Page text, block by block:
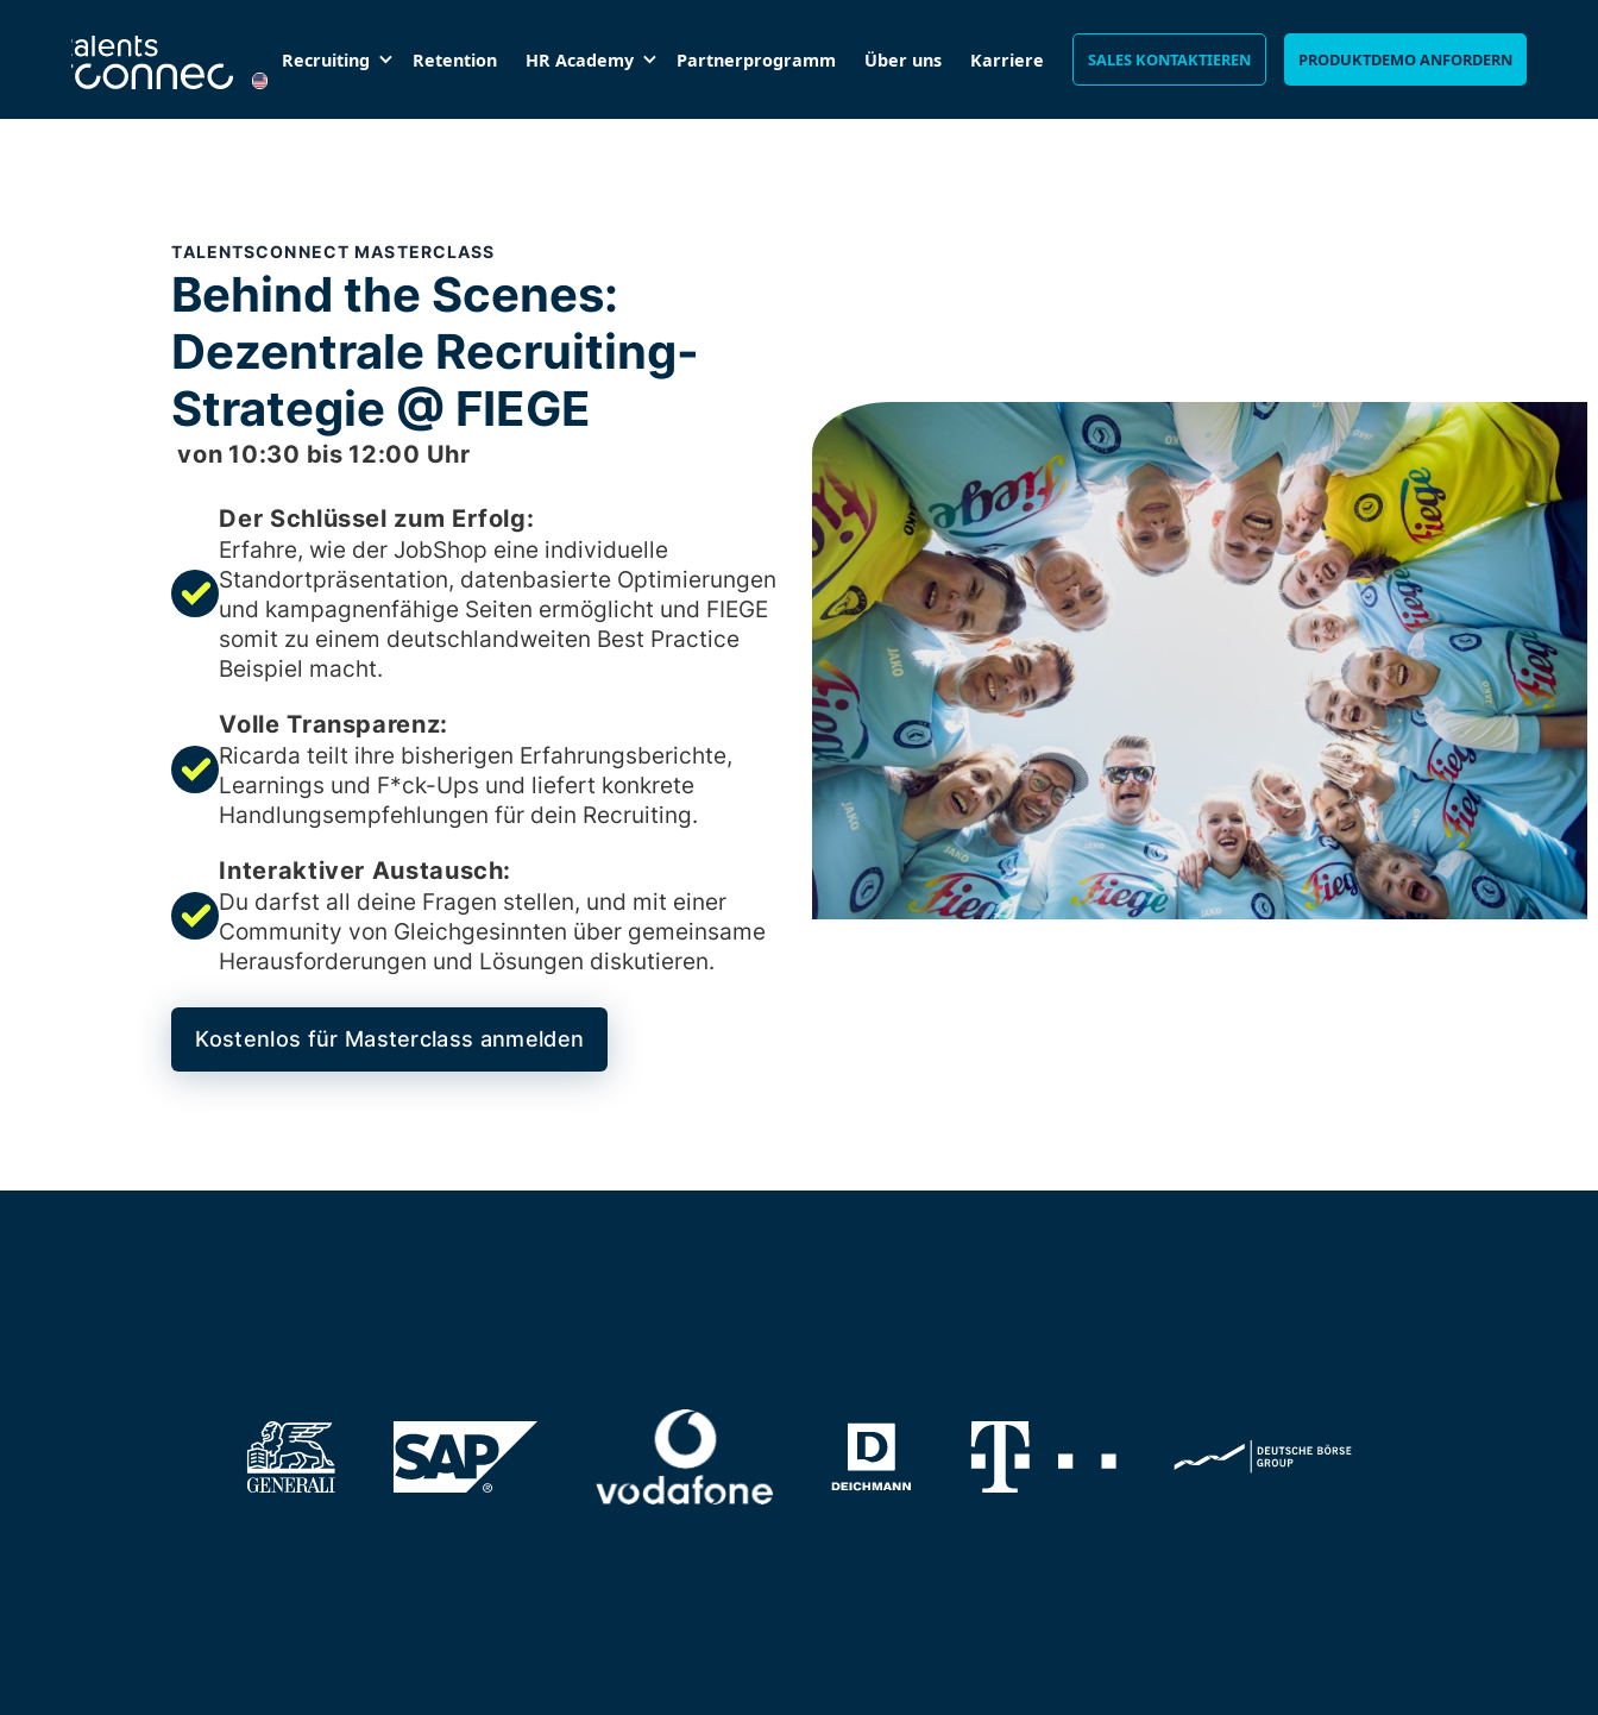
Recruiting Retention HR Academy Partnerprogramm Über uns Karriere SALES KONTAKTIEREN PRODUKTDEMO ANFORDERN
TALENTSCONNECT MASTERCLASS
Behind the Scenes:
Dezentrale Recruiting-
Strategie @ FIEGE
von 10:30 bis 12:00 Uhr
Der Schlüssel zum Erfolg:
Erfahre, wie der JobShop eine individuelle
Standortpräsentation, datenbasierte Optimierungen
und kampagnenfähige Seiten ermöglicht und FIEGE
somit zu einem deutschlandweiten Best Practice
Beispiel macht.
Volle Transparenz:
Ricarda teilt ihre bisherigen Erfahrungsberichte,
Learnings und F*ck-Ups und liefert konkrete
Handlungsempfehlungen für dein Recruiting.
Interaktiver Austausch:
Du darfst all deine Fragen stellen, und mit einer
Community von Gleichgesinnten über gemeinsame
Herausforderungen und Lösungen diskutieren.
Kostenlos für Masterclass anmelden